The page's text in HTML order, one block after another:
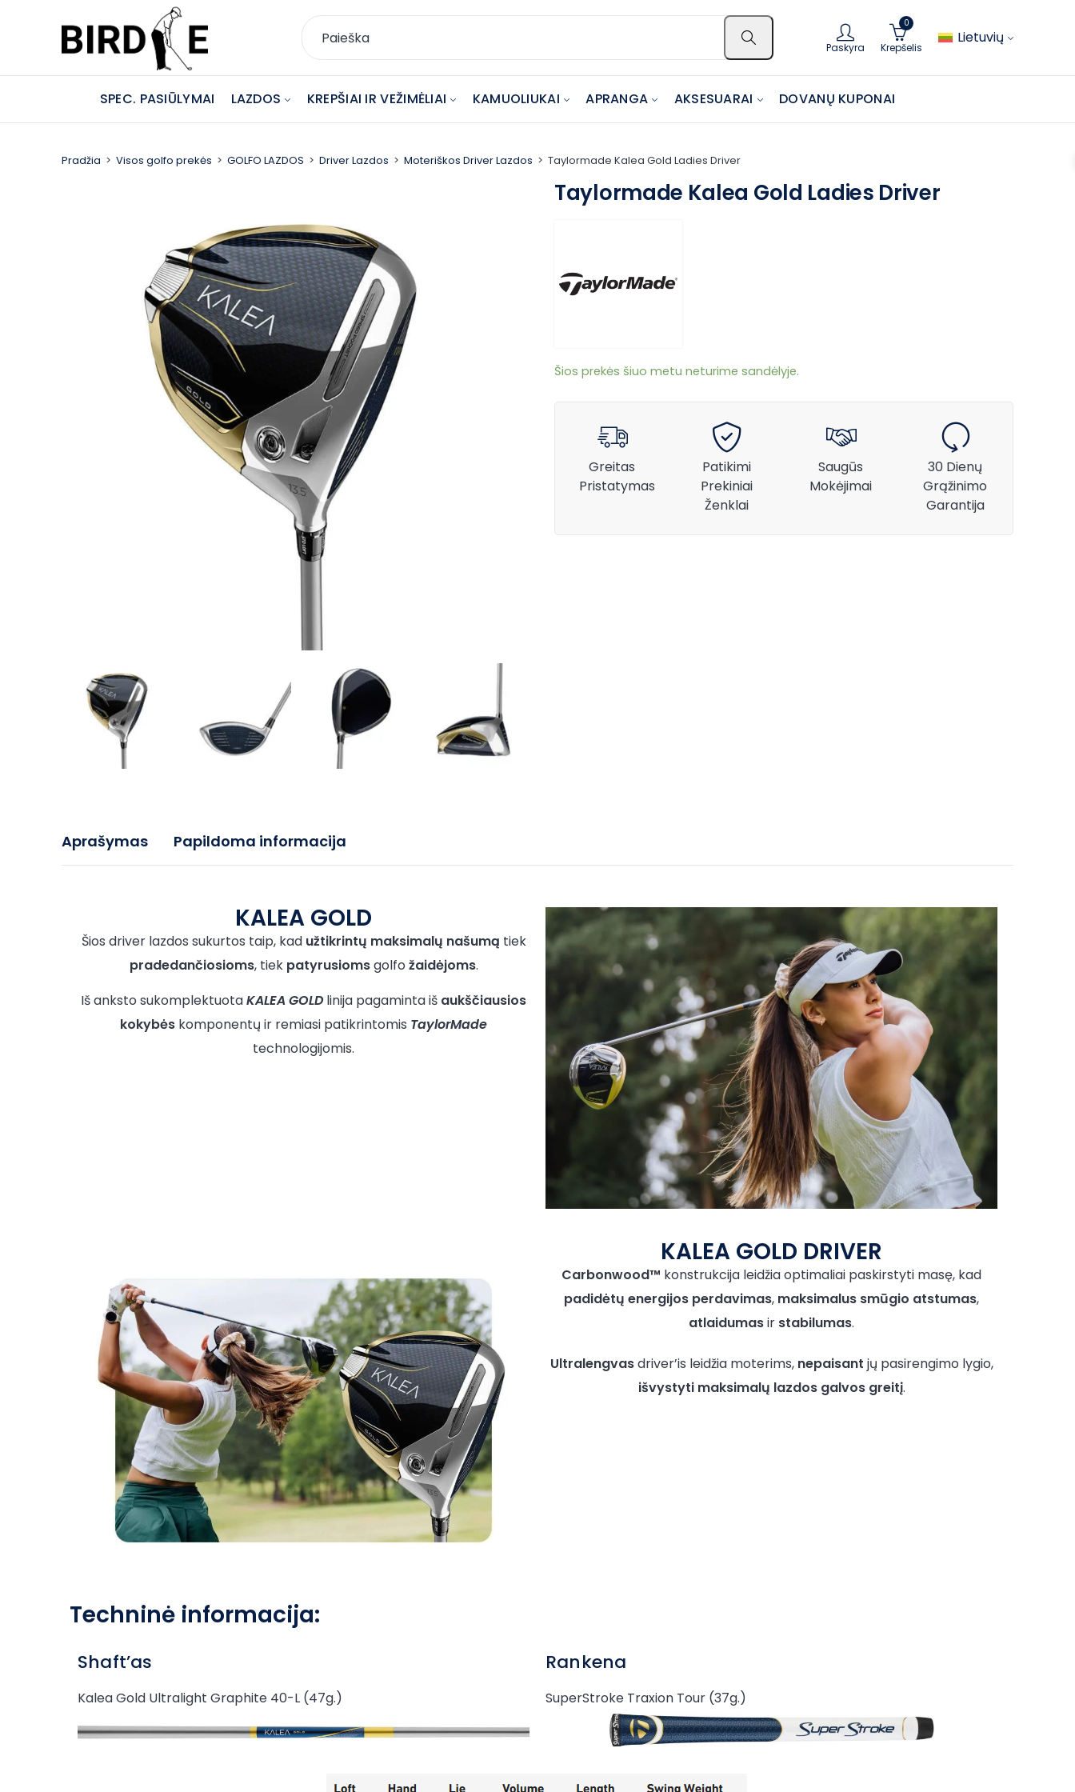
Paskyra
0
Krepšelis
Lietuvių
SPEC. PASIŪLYMAI LAZDOS KREPŠIAI IR VEŽIMĖLIAI KAMUOLIUKAI APRANGA AKSESUARAI DOVANŲ KUPONAI
Pradžia Visos golfo prekės GOLFO LAZDOS Driver Lazdos Moteriškos Driver Lazdos Taylormade Kalea Gold Ladies Driver
Taylormade Kalea Gold Ladies Driver
Šios prekės šiuo metu neturime sandėlyje.
Greitas
Pristatymas
Patikimi
Prekiniai
Ženklai
Saugūs
Mokėjimai
30 Dienų
Grąžinimo
Garantija
Aprašymas Papildoma informacija
KALEA GOLD
Šios driver lazdos sukurtos taip, kad užtikrintų maksimalų našumą tiek
pradedančiosioms, tiek patyrusiomsgolfo žaidėjoms.
Iš anksto sukomplektuotaKALEA GOLDlinija pagaminta iš aukščiausios
kokybės komponentų ir remiasi patikrintomis TaylorMade
technologijomis.
KALEA GOLD DRIVER
Carbonwood™ konstrukcija leidžia optimaliai paskirstyti masę, kad
padidėtų energijos perdavimas, maksimalus smūgio atstumas,
atlaidumasir stabilumas.
Ultralengvasdriver’is leidžia moterims, nepaisant jų pasirengimo lygio,
išvystyti maksimalų lazdos galvos greitį.
Techninė informacija:
Shaft’as
Kalea Gold Ultralight Graphite 40-L (47g.)
Rankena
SuperStroke Traxion Tour (37g.)